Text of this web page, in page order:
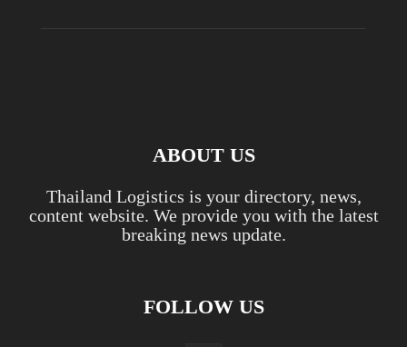
ABOUT US
Thailand Logistics is your directory, news,
content website. We provide you with the latest
breaking news update.
FOLLOW US